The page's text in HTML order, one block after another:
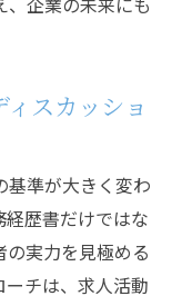
スカッショ
基準が大きく変わ
歴書だけではな
実力を見極める
チは、求人活動